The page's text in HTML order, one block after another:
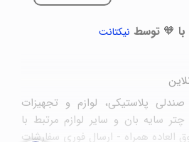
پلاستیکی، لوازم و تجهیزات
سایه بان و سایر لوازم مرتبط با
العاده همراه - ارسال فوری سفارشات
🧡 توسط نیکتانت